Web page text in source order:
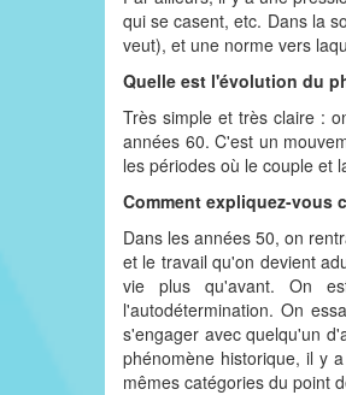
qui se casent, etc. Dans la
veut), et une norme vers
Quelle est l'évolution du
Très simple et très claire :
années 60. C'est un
les périodes où le couple et
Comment expliquez-vous
Dans les années 50, on
et le travail qu'on devient
vie plus qu'avant. On
l'autodétermination. On
s'engager avec quelqu'un
phénomène historique, il y
mêmes catégories du point